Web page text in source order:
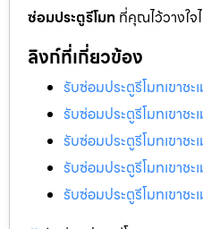
ซ่อมประตูรีโมท ที่คุณไว้วางใจ
ลิงก์ที่เกี่ยวข้อง
รับซ่อมประตูรีโมทเขาชะ
รับซ่อมประตูรีโมทเขาชะ
รับซ่อมประตูรีโมทเขาชะ
รับซ่อมประตูรีโมทเขาชะ
รับซ่อมประตูรีโมทเขาชะ